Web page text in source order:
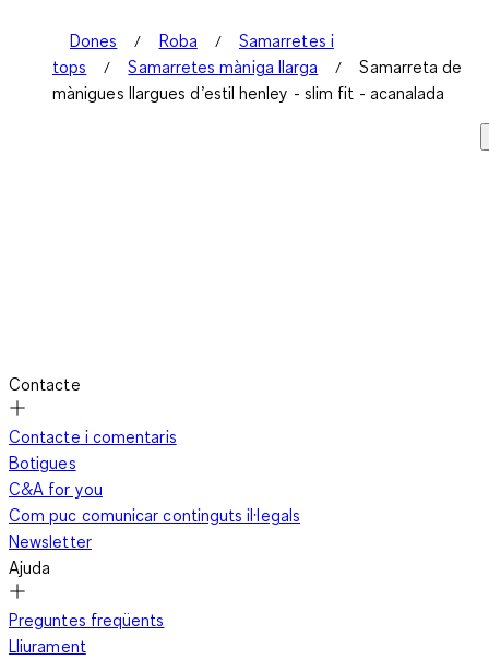
Dones Roba
Samarretes i
tops
Samarretes màniga llarga
Samarreta de
mànigues llargues d’estil henley - slim fit - acanalada
Contacte
Contacte i comentaris
Botigues
C&A for you
Com puc comunicar continguts il·legals
Newsletter
Ajuda
Preguntes freqüents
Lliurament